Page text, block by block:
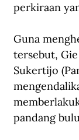
perkiraan
Guna
tersebut,
Sukertijo
pandang